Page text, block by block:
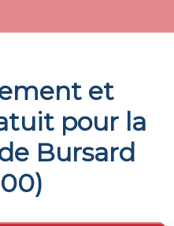
et
pour la
Bursard
)